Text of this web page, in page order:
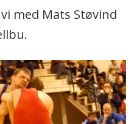
med Mats Støvind